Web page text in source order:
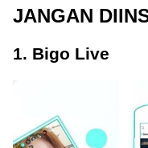
JANGAN
1. Bigo Live